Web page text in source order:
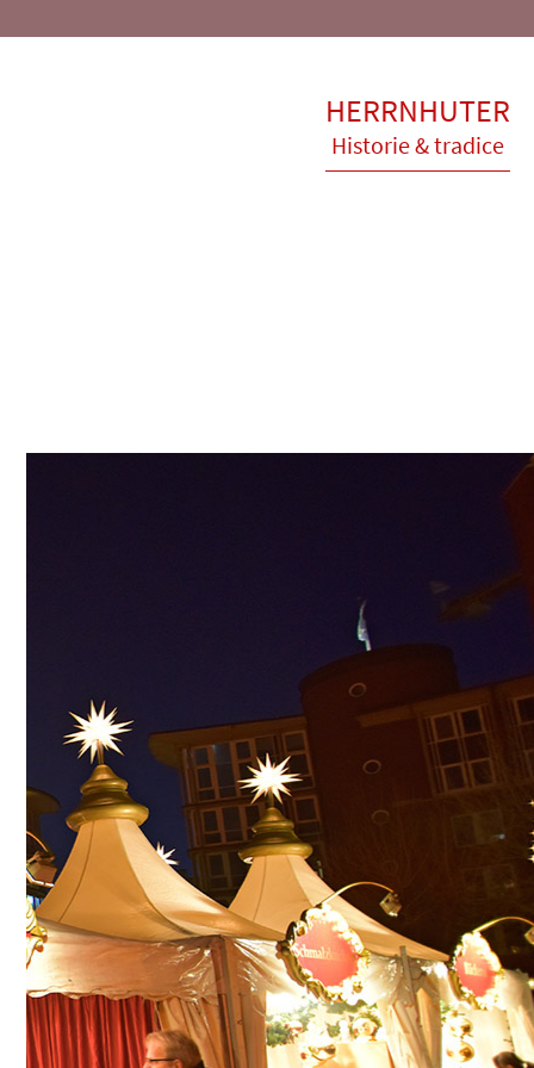
HERRNHUTER
Historie & tradice
Veletrhy & vánoční